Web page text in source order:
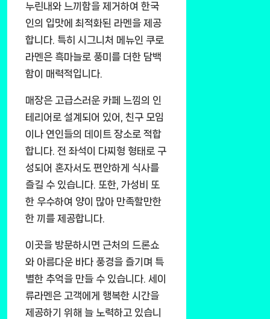
누린내와 느끼함을 제거하여 한국
인의 입맛에 최적화된 라멘을 제공
합니다. 특히 시그니처 메뉴인 쿠로
라멘은 흑마늘로 풍미를 더한 담백
함이 매력적입니다.
매장은 고급스러운 카페 느낌의 인
테리어로 설계되어 있어, 친구 모임
이나 연인들의 데이트 장소로 적합
합니다. 전 좌석이 다찌형 형태로 구
성되어 혼자서도 편안하게 식사를
즐길 수 있습니다. 또한, 가성비 또
한 우수하여 양이 많아 만족할만한
한 끼를 제공합니다.
이곳을 방문하시면 근처의 드론쇼
와 아름다운 바다 풍경을 즐기며 특
별한 추억을 만들 수 있습니다. 세이
류라멘은 고객에게 행복한 시간을
제공하기 위해 늘 노력하고 있습니